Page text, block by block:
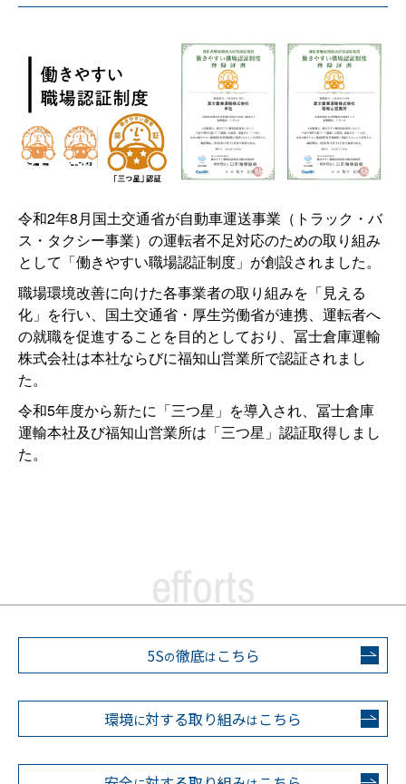
令和2年8月国土交通省が自動車運送事業（トラック・バ
ス・タクシー事業）の運転者不足対応のための取り組み
として「働きやすい職場認証制度」が創設されました。
職場環境改善に向けた各事業者の取り組みを「見える
化」を行い、国土交通省・厚生労働省が連携、運転者へ
の就職を促進することを目的としており、冨士倉庫運輸
株式会社は本社ならびに福知山営業所で認証されまし
た。
令和5年度から新たに「三つ星」を導入され、冨士倉庫
運輸本社及び福知山営業所は「三つ星」認証取得しまし
た。
efforts
5Sの徹底はこちら
環境に対する取り組みはこちら